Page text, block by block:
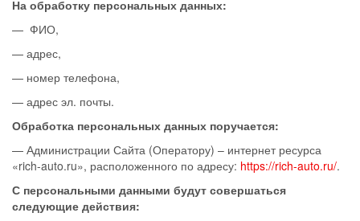
На обработку персональных данных:
— ФИО,
— адрес,
— номер телефона,
— адрес эл. почты.
Обработка персональных данных поручается:
— Администрации Сайта (Оператору) – интернет ресурса
«rich-auto.ru», расположенного по адресу: https://rich-auto.ru/.
С персональными данными будут совершаться
следующие действия: